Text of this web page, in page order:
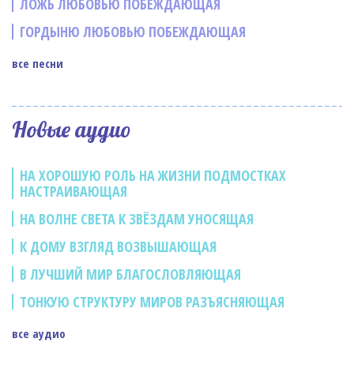
ЛОЖЬ ЛЮБОВЬЮ ПОБЕЖДАЮЩАЯ
ГОРДЫНЮ ЛЮБОВЬЮ ПОБЕЖДАЮЩАЯ
все песни
Новые аудио
НА ХОРОШУЮ РОЛЬ НА ЖИЗНИ ПОДМОСТКАХ
НАСТРАИВАЮЩАЯ
НА ВОЛНЕ СВЕТА К ЗВЁЗДАМ УНОСЯЩАЯ
К ДОМУ ВЗГЛЯД ВОЗВЫШАЮЩАЯ
В ЛУЧШИЙ МИР БЛАГОСЛОВЛЯЮЩАЯ
ТОНКУЮ СТРУКТУРУ МИРОВ РАЗЪЯСНЯЮЩАЯ
все аудио